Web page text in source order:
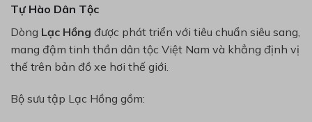
Tự Hào Dân Tộc
Dòng Lạc Hồng được phát triển với tiêu chuẩn siêu sang,
mang đậm tinh thần dân tộc Việt Nam và khẳng định vị
thế trên bản đồ xe hơi thế giới.
Bộ sưu tập Lạc Hồng gồm: